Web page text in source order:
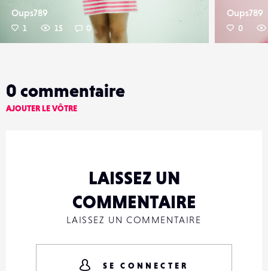
Oups789
1 15 0
Oups789
0
0 commentaire
AJOUTER LE VÔTRE
LAISSEZ UN
COMMENTAIRE
LAISSEZ UN COMMENTAIRE
SE CONNECTER